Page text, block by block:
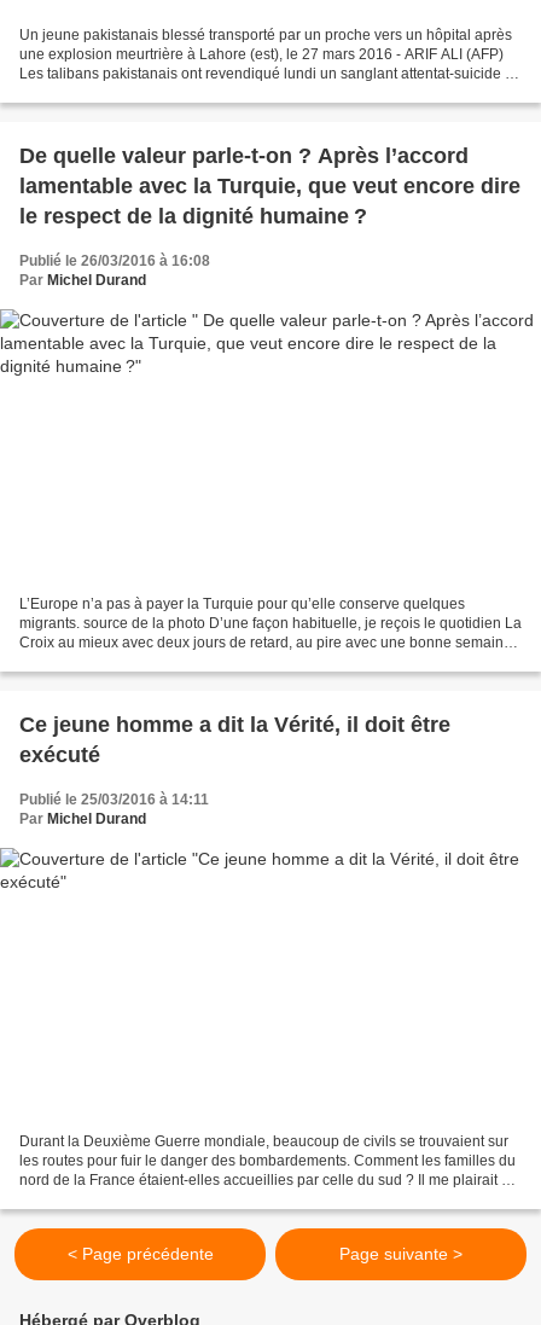
Un jeune pakistanais blessé transporté par un proche vers un hôpital après
une explosion meurtrière à Lahore (est), le 27 mars 2016 - ARIF ALI (AFP)
Les talibans pakistanais ont revendiqué lundi un sanglant attentat-suicide la
De quelle valeur parle-t-on ? Après l’accord
lamentable avec la Turquie, que veut encore dire
le respect de la dignité humaine ?
Publié le 26/03/2016 à 16:08
Par Michel Durand
L’Europe n’a pas à payer la Turquie pour qu’elle conserve quelques
migrants. source de la photo D’une façon habituelle, je reçois le quotidien La
Croix au mieux avec deux jours de retard, au pire avec une bonne semaine.
Ce jeune homme a dit la Vérité, il doit être
exécuté
Publié le 25/03/2016 à 14:11
Par Michel Durand
Durant la Deuxième Guerre mondiale, beaucoup de civils se trouvaient sur
les routes pour fuir le danger des bombardements. Comment les familles du
nord de la France étaient-elles accueillies par celle du sud ? Il me plairait de
< Page précédente Page suivante >
Hébergé par Overblog